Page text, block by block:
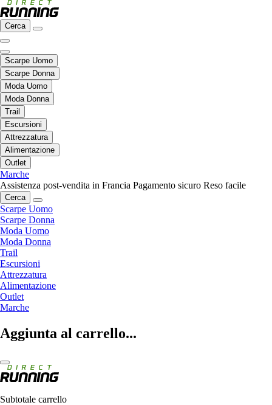
Cerca
Scarpe Uomo
Scarpe Donna
Moda Uomo
Moda Donna
Trail
Escursioni
Attrezzatura
Alimentazione
Outlet
Marche
Assistenza post-vendita in Francia Pagamento sicuro Reso facile
Cerca
Scarpe Uomo
Scarpe Donna
Moda Uomo
Moda Donna
Trail
Escursioni
Attrezzatura
Alimentazione
Outlet
Marche
Aggiunta al carrello...
Subtotale carrello